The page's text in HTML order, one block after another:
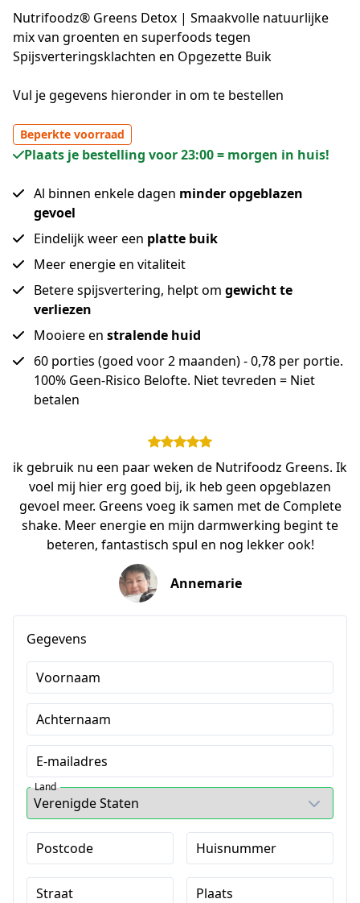
Nutrifoodz® Greens Detox | Smaakvolle natuurlijke
mix van groenten en superfoods tegen
Spijsverteringsklachten en Opgezette Buik
Vul je gegevens hieronder in om te bestellen
Beperkte voorraad
Plaats je bestelling voor 23:00 = morgen in huis!
Al binnen enkele dagen minder opgeblazen
gevoel
Eindelijk weer een platte buik
Meer energie en vitaliteit
Betere spijsvertering, helpt om gewicht te
verliezen
Mooiere en stralende huid
60 porties (goed voor 2 maanden) - 0,78 per portie.
100% Geen-Risico Belofte. Niet tevreden = Niet
betalen
ik gebruik nu een paar weken de Nutrifoodz Greens. Ik
voel mij hier erg goed bij, ik heb geen opgeblazen
gevoel meer. Greens voeg ik samen met de Complete
shake. Meer energie en mijn darmwerking begint te
beteren, fantastisch spul en nog lekker ook!
Annemarie
Gegevens
Voornaam
Achternaam
E-mailadres
Land
Postcode Huisnummer
Straat Plaats